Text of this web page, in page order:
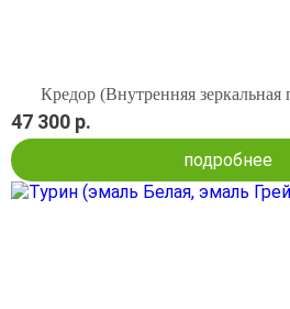
Кредор (Внутренняя зеркальная
47 300 р.
подробнее